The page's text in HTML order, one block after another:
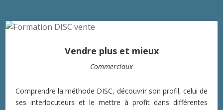
Vendre plus et mieux
Commerciaux
Comprendre la méthode DISC, découvrir son profil, celui de
ses interlocuteurs et le mettre à profit dans différentes